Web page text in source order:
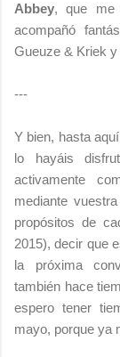
Abbey, que me
acompañó
Gueuze & Kriek
---
Y bien, hasta
lo hayáis
activamente
mediante
propósitos de
2015), decir que
la próxima
también hace
espero tener
mayo, porque ya